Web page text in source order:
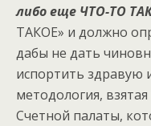
либо еще ЧТО-ТО
ТАКОЕ» и должно
дабы не дать
испортить здравую
методология,
Счетной палаты,